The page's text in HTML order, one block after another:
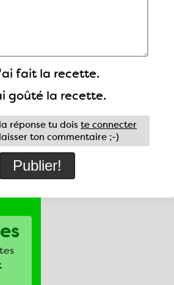
fait la recette.
goûté la recette.
réponse tu dois te connecter
ton commentaire ;-)